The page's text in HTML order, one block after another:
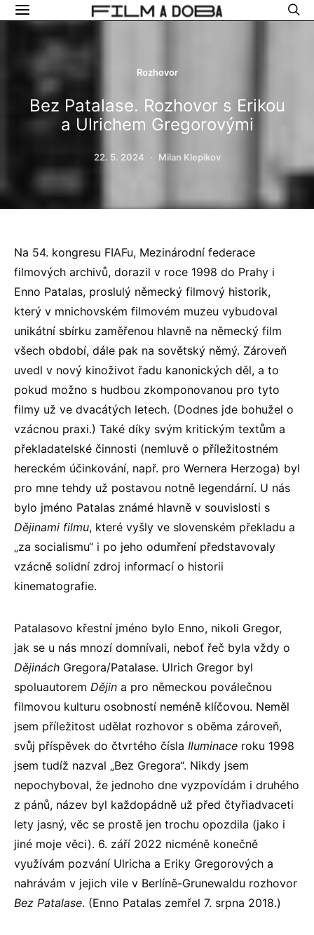
Rozhovor
Bez Patalase. Rozhovor s Erikou
a Ulrichem Gregorovými
22. 5. 2024 Milan Klepikov
Na 54. kongresu FIAFu, Mezinárodní federace
filmových archivů, dorazil v roce 1998 do Prahy i
Enno Patalas, proslulý německý filmový historik,
který v mnichovském filmovém muzeu vybudoval
unikátní sbírku zaměřenou hlavně na německý film
všech období, dále pak na sovětský němý. Zároveň
uvedl v nový kinoživot řadu kanonických děl, a to
pokud možno s hudbou zkomponovanou pro tyto
filmy už ve dvacátých letech. (Dodnes jde bohužel o
vzácnou praxi.) Také díky svým kritickým textům a
překladatelské činnosti (nemluvě o příležitostném
hereckém účinkování, např. pro Wernera Herzoga) byl
pro mne tehdy už postavou notně legendární. U nás
bylo jméno Patalas známé hlavně v souvislosti s
Dějinami filmu, které vyšly ve slovenském překladu a
„za socialismu“ i po jeho odumření představovaly
vzácně solidní zdroj informací o historii
kinematografie.
Patalasovo křestní jméno bylo Enno, nikoli Gregor,
jak se u nás mnozí domnívali, neboť řeč byla vždy o
Dějinách Gregora/Patalase. Ulrich Gregor byl
spoluautorem Dějin a pro německou poválečnou
filmovou kulturu osobností neméně klíčovou. Neměl
jsem příležitost udělat rozhovor s oběma zároveň,
svůj příspěvek do čtvrtého čísla Iluminace roku 1998
jsem tudíž nazval „Bez Gregora“. Nikdy jsem
nepochyboval, že jednoho dne vyzpovídám i druhého
z pánů, název byl každopádně už před čtyřiadvaceti
lety jasný, věc se prostě jen trochu opozdila (jako i
jiné moje věci). 6. září 2022 nicméně konečně
využívám pozvání Ulricha a Eriky Gregorových a
nahrávám v jejich vile v Berlíně-Grunewaldu rozhovor
Bez Patalase. (Enno Patalas zemřel 7. srpna 2018.)